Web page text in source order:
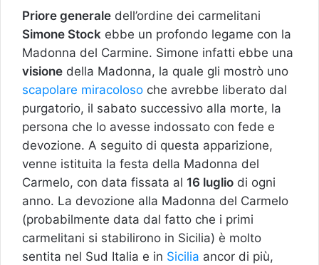
Priore generale dell’ordine dei carmelitani
Simone Stock ebbe un profondo legame con la
Madonna del Carmine. Simone infatti ebbe una
visione della Madonna, la quale gli mostrò uno
scapolare miracoloso che avrebbe liberato dal
purgatorio, il sabato successivo alla morte, la
persona che lo avesse indossato con fede e
devozione. A seguito di questa apparizione,
venne istituita la festa della Madonna del
Carmelo, con data fissata al 16 luglio di ogni
anno. La devozione alla Madonna del Carmelo
(probabilmente data dal fatto che i primi
carmelitani si stabilirono in Sicilia) è molto
sentita nel Sud Italia e in Sicilia ancor di più,